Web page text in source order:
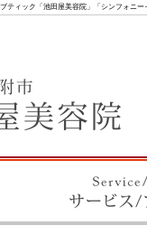
ティック「池田屋美容院」「シンフォニ